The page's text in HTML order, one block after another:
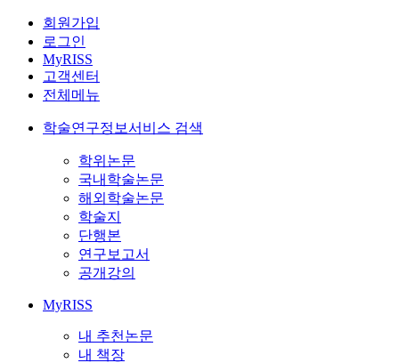
회원가입
로그인
MyRISS
고객센터
전체메뉴
학술연구정보서비스 검색
학위논문
국내학술논문
해외학술논문
학술지
단행본
연구보고서
공개강의
MyRISS
내 추천논문
내 책장